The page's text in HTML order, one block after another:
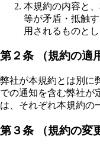
本規約の内容と
等が矛盾・抵触
用されるものとし
第２条 （規約の適
弊社が本規約とは別に
での通知を含む弊社が
は、それぞれ本規約の
第３条 （規約の変